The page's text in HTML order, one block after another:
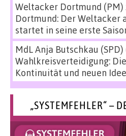
Weltacker Dortmund (PM)
Dortmund: Der Weltacker
startet in seine erste
MdL Anja Butschkau (SPD)
Wahlkreisverteidigung:
Kontinuität und neuen
„SYSTEMFEHLER“ –